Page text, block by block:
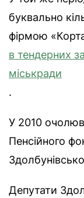
буквально
фірмою
в тендерних
міськради
.
У 2010
Пенсійного
Депутати